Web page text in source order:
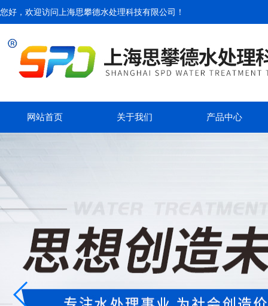
您好，欢迎访问 上海思攀德水处理科技有限公司 ！
网站首页 关于我们 产品中心